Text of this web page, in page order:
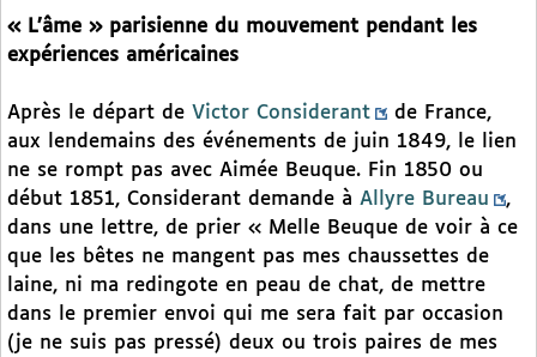
« L’âme » parisienne du mouvement pendant les
expériences américaines
Après le départ de Victor Considerant
de France,
aux lendemains des événements de juin 1849, le lien
ne se rompt pas avec Aimée Beuque. Fin 1850 ou
début 1851, Considerant demande à Allyre Bureau
,
dans une lettre, de prier « Melle Beuque de voir à ce
que les bêtes ne mangent pas mes chaussettes de
laine, ni ma redingote en peau de chat, de mettre
dans le premier envoi qui me sera fait par occasion
(je ne suis pas pressé) deux ou trois paires de mes